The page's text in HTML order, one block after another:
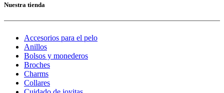
Nuestra tienda
Accesorios para el pelo
Anillos
Bolsos y monederos
Broches
Charms
Collares